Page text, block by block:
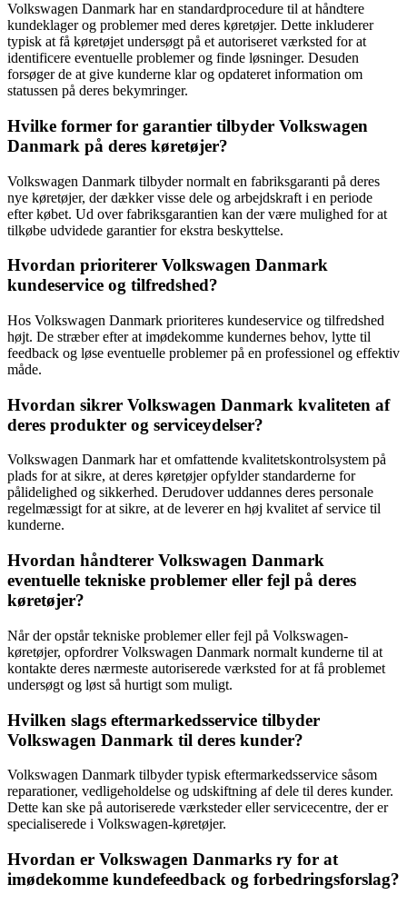
Volkswagen Danmark har en standardprocedure til at håndtere
kundeklager og problemer med deres køretøjer. Dette inkluderer
typisk at få køretøjet undersøgt på et autoriseret værksted for at
identificere eventuelle problemer og finde løsninger. Desuden
forsøger de at give kunderne klar og opdateret information om
statussen på deres bekymringer.
Hvilke former for garantier tilbyder Volkswagen
Danmark på deres køretøjer?
Volkswagen Danmark tilbyder normalt en fabriksgaranti på deres
nye køretøjer, der dækker visse dele og arbejdskraft i en periode
efter købet. Ud over fabriksgarantien kan der være mulighed for at
tilkøbe udvidede garantier for ekstra beskyttelse.
Hvordan prioriterer Volkswagen Danmark
kundeservice og tilfredshed?
Hos Volkswagen Danmark prioriteres kundeservice og tilfredshed
højt. De stræber efter at imødekomme kundernes behov, lytte til
feedback og løse eventuelle problemer på en professionel og effektiv
måde.
Hvordan sikrer Volkswagen Danmark kvaliteten af
deres produkter og serviceydelser?
Volkswagen Danmark har et omfattende kvalitetskontrolsystem på
plads for at sikre, at deres køretøjer opfylder standarderne for
pålidelighed og sikkerhed. Derudover uddannes deres personale
regelmæssigt for at sikre, at de leverer en høj kvalitet af service til
kunderne.
Hvordan håndterer Volkswagen Danmark
eventuelle tekniske problemer eller fejl på deres
køretøjer?
Når der opstår tekniske problemer eller fejl på Volkswagen-
køretøjer, opfordrer Volkswagen Danmark normalt kunderne til at
kontakte deres nærmeste autoriserede værksted for at få problemet
undersøgt og løst så hurtigt som muligt.
Hvilken slags eftermarkedsservice tilbyder
Volkswagen Danmark til deres kunder?
Volkswagen Danmark tilbyder typisk eftermarkedsservice såsom
reparationer, vedligeholdelse og udskiftning af dele til deres kunder.
Dette kan ske på autoriserede værksteder eller servicecentre, der er
specialiserede i Volkswagen-køretøjer.
Hvordan er Volkswagen Danmarks ry for at
imødekomme kundefeedback og forbedringsforslag?